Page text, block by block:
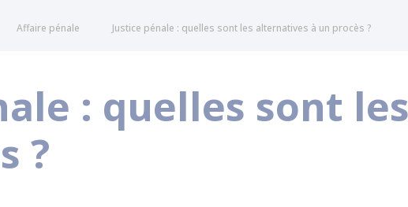
Affaire pénale Justice pénale : quelles sont les alternatives à un procès ?
: quelles sont
?